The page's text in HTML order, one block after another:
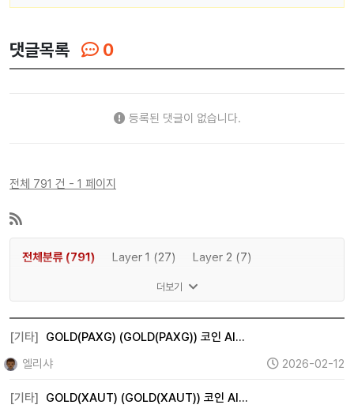
댓글목록 0
등록된 댓글이 없습니다.
전체 791 건 - 1 페이지
전체분류 (791) Layer 1 (27)
Layer 2 (7)
Metaverse (4)
기타 (347)
더보기
[기타]
GOLD(PAXG) (GOLD(PAXG)) 코인 AI…
엘리샤
2026-02-12
[기타]
GOLD(XAUT) (GOLD(XAUT)) 코인 AI…